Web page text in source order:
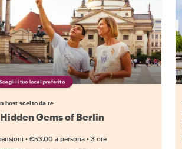
il tuo local preferito
host scelto da te
Gems of Berlin
•€53.00 a persona •3 ore